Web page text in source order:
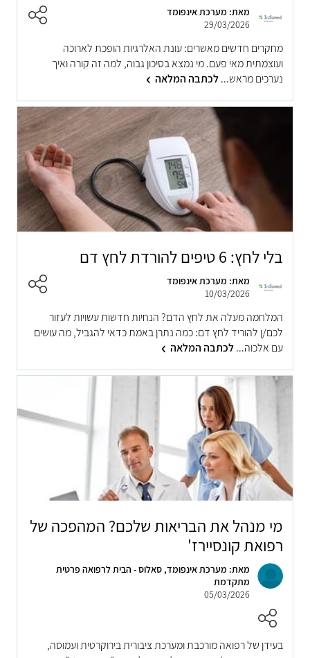
מאת: מערכת אינפומד
29/03/2026
מחקרים חדשים מאשרים: עונת האלרגיות הופכת לארוכה
ועוצמתית מאי פעם. מי נמצא בסיכון גבוה, למה זה קורה ואיך
נערכים מראש...לכתבה המלאה
בלי לחץ: 6 טיפים להורדת לחץ דם
מאת: מערכת אינפומד
10/03/2026
המלחמה מעלה את לחץ הדם? הנחיות חדשות עשויות לעזור
לכם/ן להוריד לחץ דם: כמה נתרן באמת כדאי להגביל, מה עושים
עם אלכוה...לכתבה המלאה
מי מנהל את הבריאות שלכם? המהפכה של
רפואת קונסיירז'
מאת: מערכת אינפומד, סאלוס - הבית לרפואה פרטית
מתקדמת
05/03/2026
בעידן של רפואה מורכבת ומערכת ציבורית בירוקרטית ועמוסה,